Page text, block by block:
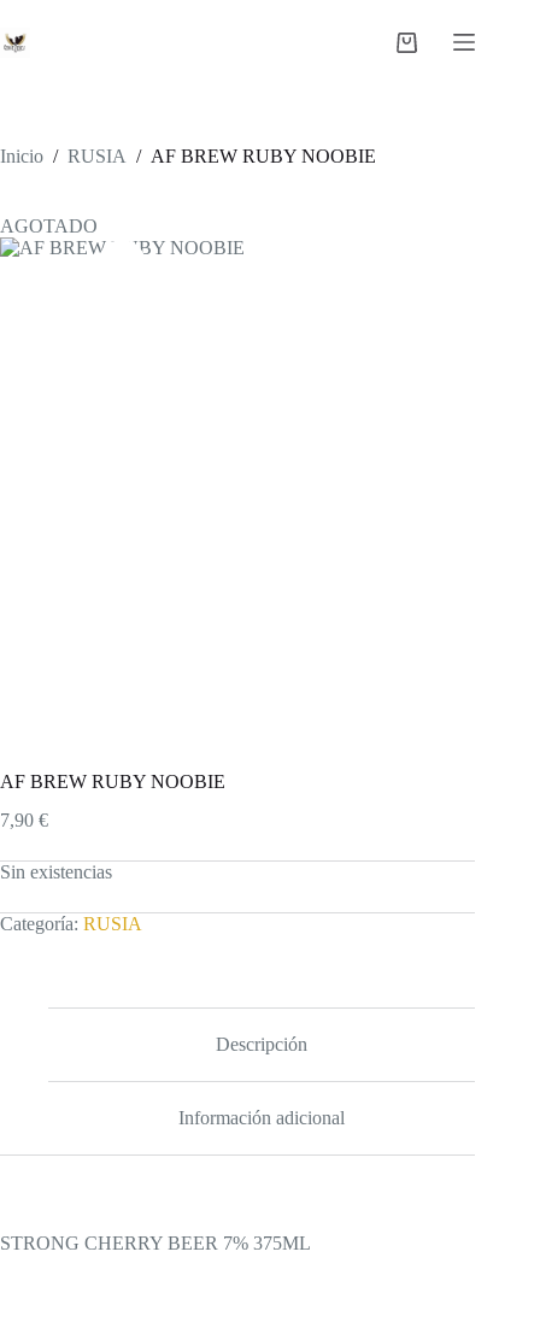
al
contenido
Carro
Inicio / RUSIA / AF BREW RUBY NOOBIE
AGOTADO
AF BREW RUBY NOOBIE
7,90 €
Sin existencias
Categoría: RUSIA
Descripción
Información adicional
STRONG CHERRY BEER 7% 375ML